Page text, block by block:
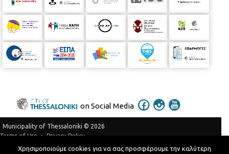
on Social Media
Municipality of Thessaloniki © 2026
Terms of Use
Privacy Policy
Telephone Catalog
Χρησιμοποιούμε cookies για να σας προσφέρουμε την καλύτερη